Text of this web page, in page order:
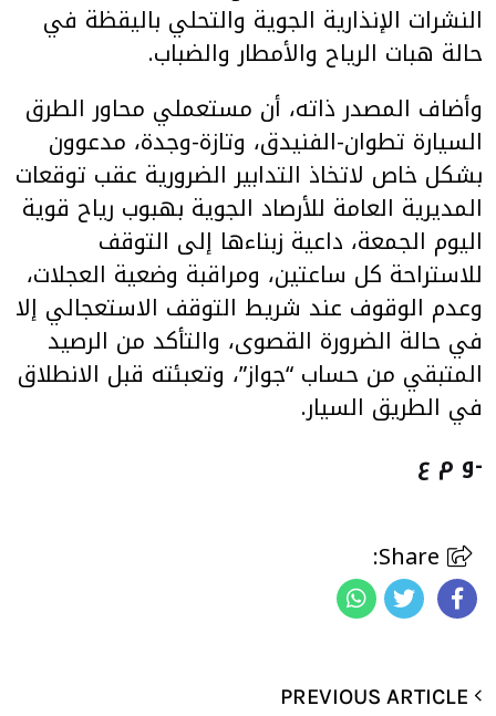
النشرات الإنذارية الجوية والتحلي باليقظة في
حالة هبات الرياح والأمطار والضباب.
وأضاف المصدر ذاته، أن مستعملي محاور الطرق
السيارة تطوان-الفنيدق، وتازة-وجدة، مدعوون
بشكل خاص لاتخاذ التدابير الضرورية عقب توقعات
المديرية العامة للأرصاد الجوية بهبوب رياح قوية
اليوم الجمعة، داعية زبناءها إلى التوقف
للاستراحة كل ساعتين، ومراقبة وضعية العجلات،
وعدم الوقوف عند شريط التوقف الاستعجالي إلا
في حالة الضرورة القصوى، والتأكد من الرصيد
المتبقي من حساب “جواز”، وتعبئته قبل الانطلاق
في الطريق السيار.
-و م ع